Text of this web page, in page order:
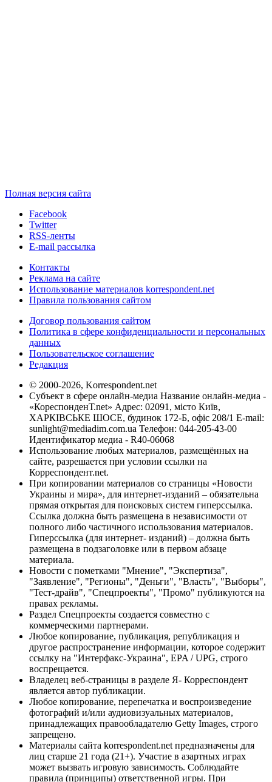
Полная версия сайта
Facebook
Twitter
RSS-ленты
E-mail рассылка
Контакты
Реклама на сайте
Использование материалов korrespondent.net
Правила пользования сайтом
Договор пользования сайтом
Политика в сфере конфиденциальности и персональных
данных
Пользовательское соглашение
Редакция
© 2000-2026, Korrespondent.net
Субъект в сфере онлайн-медиа Название онлайн-медиа -
«КореспонденТ.net» Адрес: 02091, місто Київ,
ХАРКІВСЬКЕ ШОСЕ, будинок 172-Б, офіс 208/1 E-mail:
sunlight@mediadim.com.ua Телефон: 044-205-43-00
Идентификатор медиа - R40-06068
Использование любых материалов, размещённых на
сайте, разрешается при условии ссылки на
Корреспондент.net.
При копировании материалов со страницы «Новости
Украины и мира», для интернет-изданий – обязательна
прямая открытая для поисковых систем гиперссылка.
Ссылка должна быть размещена в независимости от
полного либо частичного использования материалов.
Гиперссылка (для интернет- изданий) – должна быть
размещена в подзаголовке или в первом абзаце
материала.
Новости с пометками "Мнение", "Экспертиза",
"Заявление", "Регионы", "Деньги", "Власть", "Выборы",
"Тест-драйв", "Спецпроекты", "Промо" публикуются на
правах рекламы.
Раздел Спецпроекты создается совместно с
коммерческими партнерами.
Любое копирование, публикация, републикация и
другое распространение информации, которое содержит
ссылку на "Интерфакс-Украина", EPA / UPG, строго
воспрещается.
Владелец веб-страницы в разделе Я- Корреспондент
является автор публикации.
Любое копирование, перепечатка и воспроизведение
фотографий и/или аудиовизуальных материалов,
принадлежащих правообладателю Getty Images, строго
запрещено.
Материалы сайта korrespondent.net предназначены для
лиц старше 21 года (21+). Участие в азартных играх
может вызвать игровую зависимость. Соблюдайте
правила (принципы) ответственной игры. При